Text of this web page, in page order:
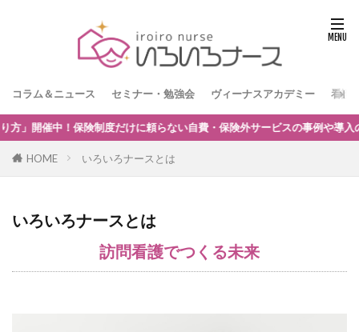
コラム＆ニュース セミナー・勉強会 ヴィーナスアカデミー 看護
制度だけに頼らない自費・保険外サービスの事例や導入の考え方を解
HOME いろいろナースとは
いろいろナースとは
訪問看護でつくる未来